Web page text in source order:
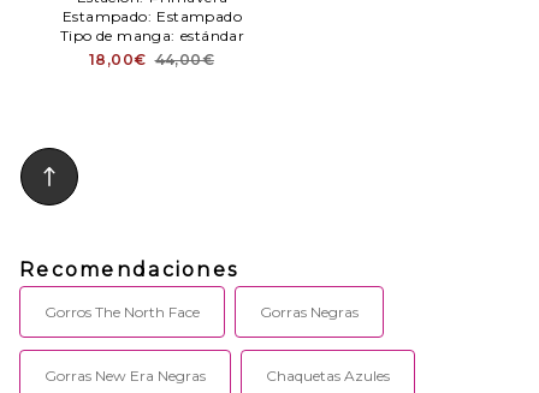
Estampado: Estampado
Tipo de manga: estándar
18,00€ 44,00€
Recomendaciones
Gorros The North Face Gorras Negras
Gorras New Era Negras Chaquetas Azules